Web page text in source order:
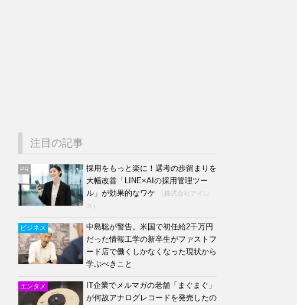
注目の記事
PR
採用をもっと楽に！選考の歩留まりを
大幅改善「LINE×AIの採用管理ツー
ル」が効果的なワケ
（株式会社アイシ
ス）
ビジネス
中島聡が警告。米国で初任給2千万円
だった情報工学の新卒生がファストフ
ード店で働くしかなくなった現状から
学ぶべきこと
エンタメ
IT企業でメルマガの老舗「まぐまぐ」
が何故アナログレコードを発売したの